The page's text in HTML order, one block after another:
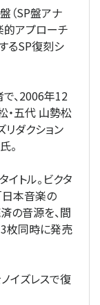
（SP盤アナ
的アプローチ
るSP復刻シ
、2006年12
・五代 山勢松
リダクション
。
トル。ビクタ
日本音楽の
の音源を、間
3枚同時に発売
イズレスで復